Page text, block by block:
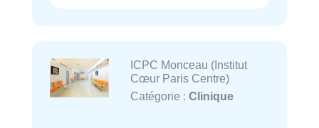
ICPC Monceau (Institut
Cœur Paris Centre)
Catégorie : Clinique